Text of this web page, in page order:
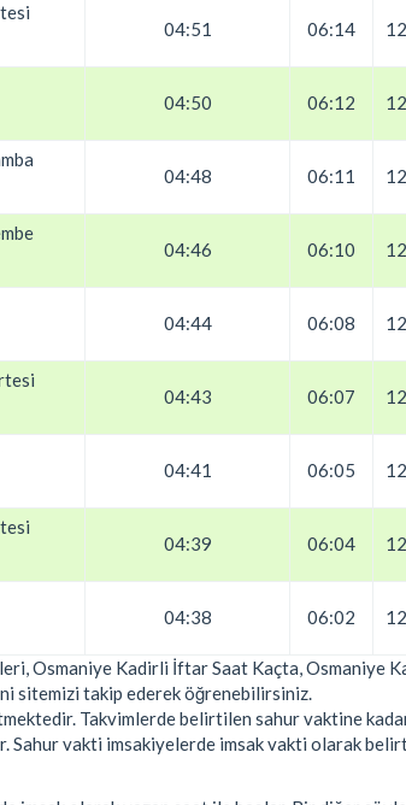
04:51 06:14
04:50 06:12
04:48 06:11
04:46 06:10
04:44 06:08
04:43 06:07
04:41 06:05
04:39 06:04
04:38 06:02
Osmaniye Kadirli İftar Saat Kaçta, Osmaniye
sitemizi takip ederek öğrenebilirsiniz.
Takvimlerde belirtilen sahur vaktine
Sahur vakti imsakiyelerde imsak vakti olarak